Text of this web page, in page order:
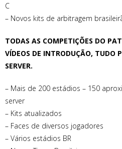
C
– Novos kits de arbitragem
TODAS AS COMPETIÇÕES DO
VÍDEOS DE INTRODUÇÃO, TUDO
SERVER.
– Mais de 200 estádios – 150
server
– Kits atualizados
– Faces de diversos jogadores
– Vários estádios BR